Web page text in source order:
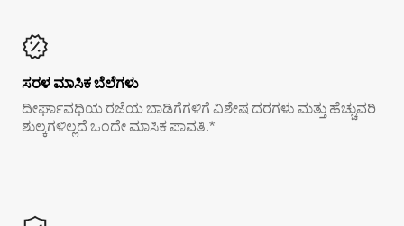
ಸರಳ ಮಾಸಿಕ ಬೆಲೆಗಳು
ದೀರ್ಘಾವಧಿಯ ರಜೆಯ ಬಾಡಿಗೆಗಳಿಗೆ ವಿಶೇಷ ದರಗಳು ಮತ್ತು ಹೆಚ್ಚುವರಿ
ಶುಲ್ಕಗಳಿಲ್ಲದೆ ಒಂದೇ ಮಾಸಿಕ ಪಾವತಿ.*